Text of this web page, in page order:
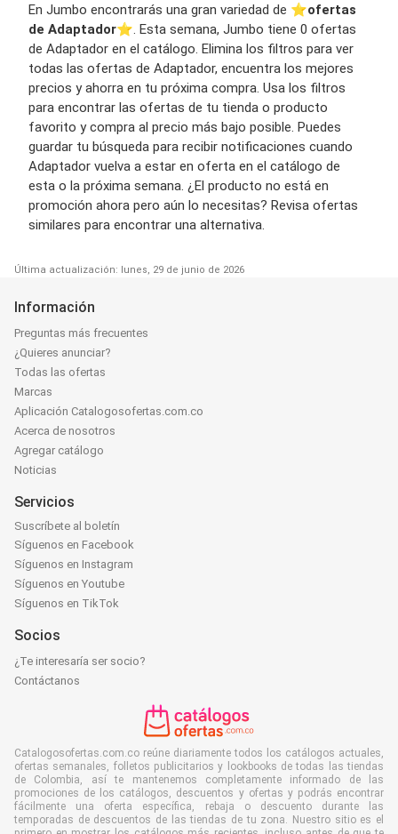
En Jumbo encontrarás una gran variedad de ⭐️ofertas
de Adaptador⭐️. Esta semana, Jumbo tiene 0 ofertas
de Adaptador en el catálogo. Elimina los filtros para ver
todas las ofertas de Adaptador, encuentra los mejores
precios y ahorra en tu próxima compra. Usa los filtros
para encontrar las ofertas de tu tienda o producto
favorito y compra al precio más bajo posible. Puedes
guardar tu búsqueda para recibir notificaciones cuando
Adaptador vuelva a estar en oferta en el catálogo de
esta o la próxima semana. ¿El producto no está en
promoción ahora pero aún lo necesitas? Revisa ofertas
similares para encontrar una alternativa.
Última actualización: lunes, 29 de junio de 2026
Información
Preguntas más frecuentes
¿Quieres anunciar?
Todas las ofertas
Marcas
Aplicación Catalogosofertas.com.co
Acerca de nosotros
Agregar catálogo
Noticias
Servicios
Suscríbete al boletín
Síguenos en Facebook
Síguenos en Instagram
Síguenos en Youtube
Síguenos en TikTok
Socios
¿Te interesaría ser socio?
Contáctanos
Catalogosofertas.com.co reúne diariamente todos los catálogos actuales,
ofertas semanales, folletos publicitarios y lookbooks de todas las tiendas
de Colombia, así te mantenemos completamente informado de las
promociones de los catálogos, descuentos y ofertas y podrás encontrar
fácilmente una oferta específica, rebaja o descuento durante las
temporadas de descuentos de las tiendas de tu zona. Nuestro sitio es el